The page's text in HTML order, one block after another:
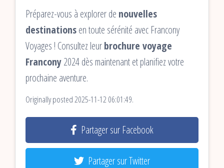
Préparez-vous à explorer de nouvelles
destinationsen toute sérénité avec Francony
Voyages ! Consultez leurbrochure voyage
Francony2024 dès maintenant et planifiez votre
prochaine aventure.
Originally posted 2025-11-12 06:01:49.
Partager sur Facebook
Partager sur Twitter